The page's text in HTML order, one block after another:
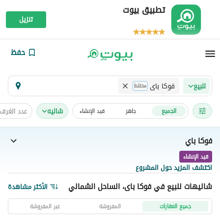
تطبيق بيوت
تنزيل
حفظ
للبيع فوكا باى مختلط
الجميع جاهز قيد الإنشاء شاليه عدد الغرف
فوكا باي
قيد الإنشاء
اكتشف المزيد حول المشروع
شاليهات للبيع في فوكا باى، الساحل الشمالي الأكثر مشاهدة
جميع العقارات المفروشة غير المفروشة